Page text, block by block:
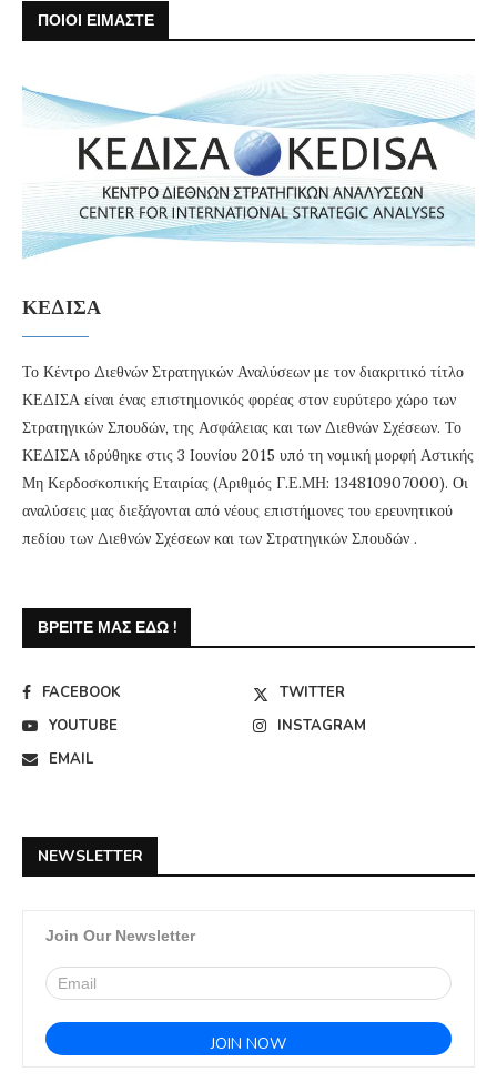
ΠΟΙΟΙ ΕΙΜΑΣΤΕ
ΚΕΔΙΣΑ
Το Κέντρο Διεθνών Στρατηγικών Αναλύσεων με τον διακριτικό τίτλο
ΚΕΔΙΣΑ είναι ένας επιστημονικός φορέας στον ευρύτερο χώρο των
Στρατηγικών Σπουδών, της Ασφάλειας και των Διεθνών Σχέσεων. Το
ΚΕΔΙΣΑ ιδρύθηκε στις 3 Ιουνίου 2015 υπό τη νομική μορφή Αστικής
Μη Κερδοσκοπικής Εταιρίας (Αριθμός Γ.Ε.ΜΗ: 134810907000). Οι
αναλύσεις μας διεξάγονται από νέους επιστήμονες του ερευνητικού
πεδίου των Διεθνών Σχέσεων και των Στρατηγικών Σπουδών .
ΒΡΕΊΤΕ ΜΑΣ ΕΔΏ !
FACEBOOK
TWITTER
YOUTUBE
INSTAGRAM
EMAIL
NEWSLETTER
Join Our Newsletter